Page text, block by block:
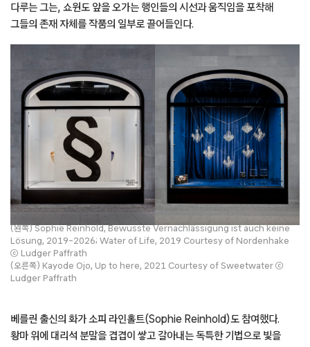
다루는 그는, 쇼윈도 앞을 오가는 행인들의 시선과 움직임을 포착해
그들의 존재 자체를 작품의 일부로 끌어들인다.
(왼쪽) Sophie Reinhold, Bewusste Vernachlässigung ist auch keine
Lösung, 2019–2026; Water of Life, 2019 Courtesy of Nordenhake
ⓒ Ludger Paffrath
(오른쪽) Kayode Ojo, Up to here, 2021 Courtesy of Sweetwater ⓒ
Ludger Paffrath
베를린 출신의 화가 소피 라인홀트(Sophie Reinhold)도 참여했다.
황마 위에 대리석 분말을 겹겹이 쌓고 갈아내는 독특한 기법으로 빛을